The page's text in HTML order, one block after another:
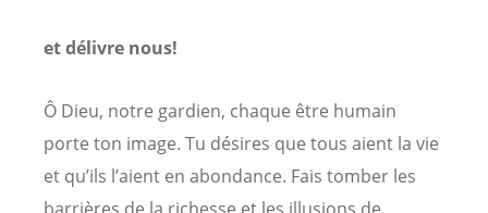
et délivre nous!
Ô Dieu, notre gardien, chaque être humain
porte ton image. Tu désires que tous aient la vie
et qu’ils l’aient en abondance. Fais tomber les
barrières de la richesse et les illusions de